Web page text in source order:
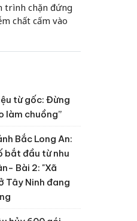
trình chặn đứng
chất cấm vào
từ gốc: Đừng
làm chuồng”
Bắc Long An:
bắt đầu từ nhu
Bài 2: "Xã
Tây Ninh đang